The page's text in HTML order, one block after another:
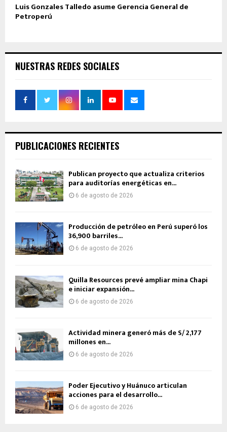
Luis Gonzales Talledo asume Gerencia General de
Petroperú
NUESTRAS REDES SOCIALES
PUBLICACIONES RECIENTES
Publican proyecto que actualiza criterios
para auditorías energéticas en...
6 de agosto de 2026
Producción de petróleo en Perú superó los
36,900 barriles...
6 de agosto de 2026
Quilla Resources prevé ampliar mina Chapi
e iniciar expansión...
6 de agosto de 2026
Actividad minera generó más de S/ 2,177
millones en...
6 de agosto de 2026
Poder Ejecutivo y Huánuco articulan
acciones para el desarrollo...
6 de agosto de 2026